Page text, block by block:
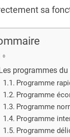
sa
programmes
Programme
Programme
Programme
Programme
Programme